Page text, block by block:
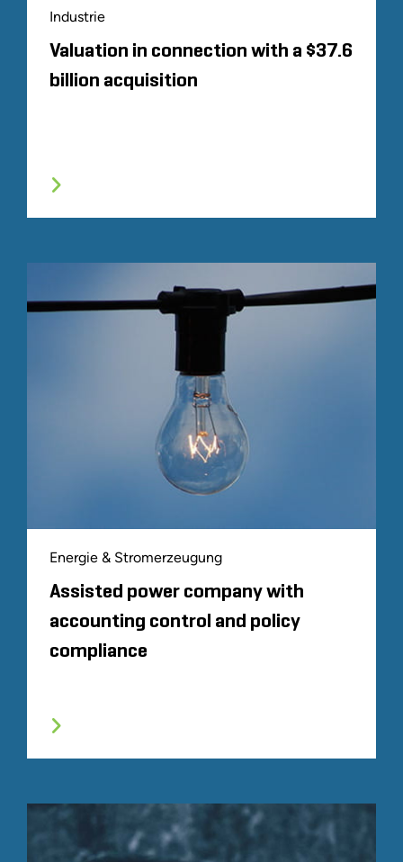
Industrie
Valuation in connection with a $37.6
billion acquisition
Energie & Stromerzeugung
Assisted power company with
accounting control and policy
compliance